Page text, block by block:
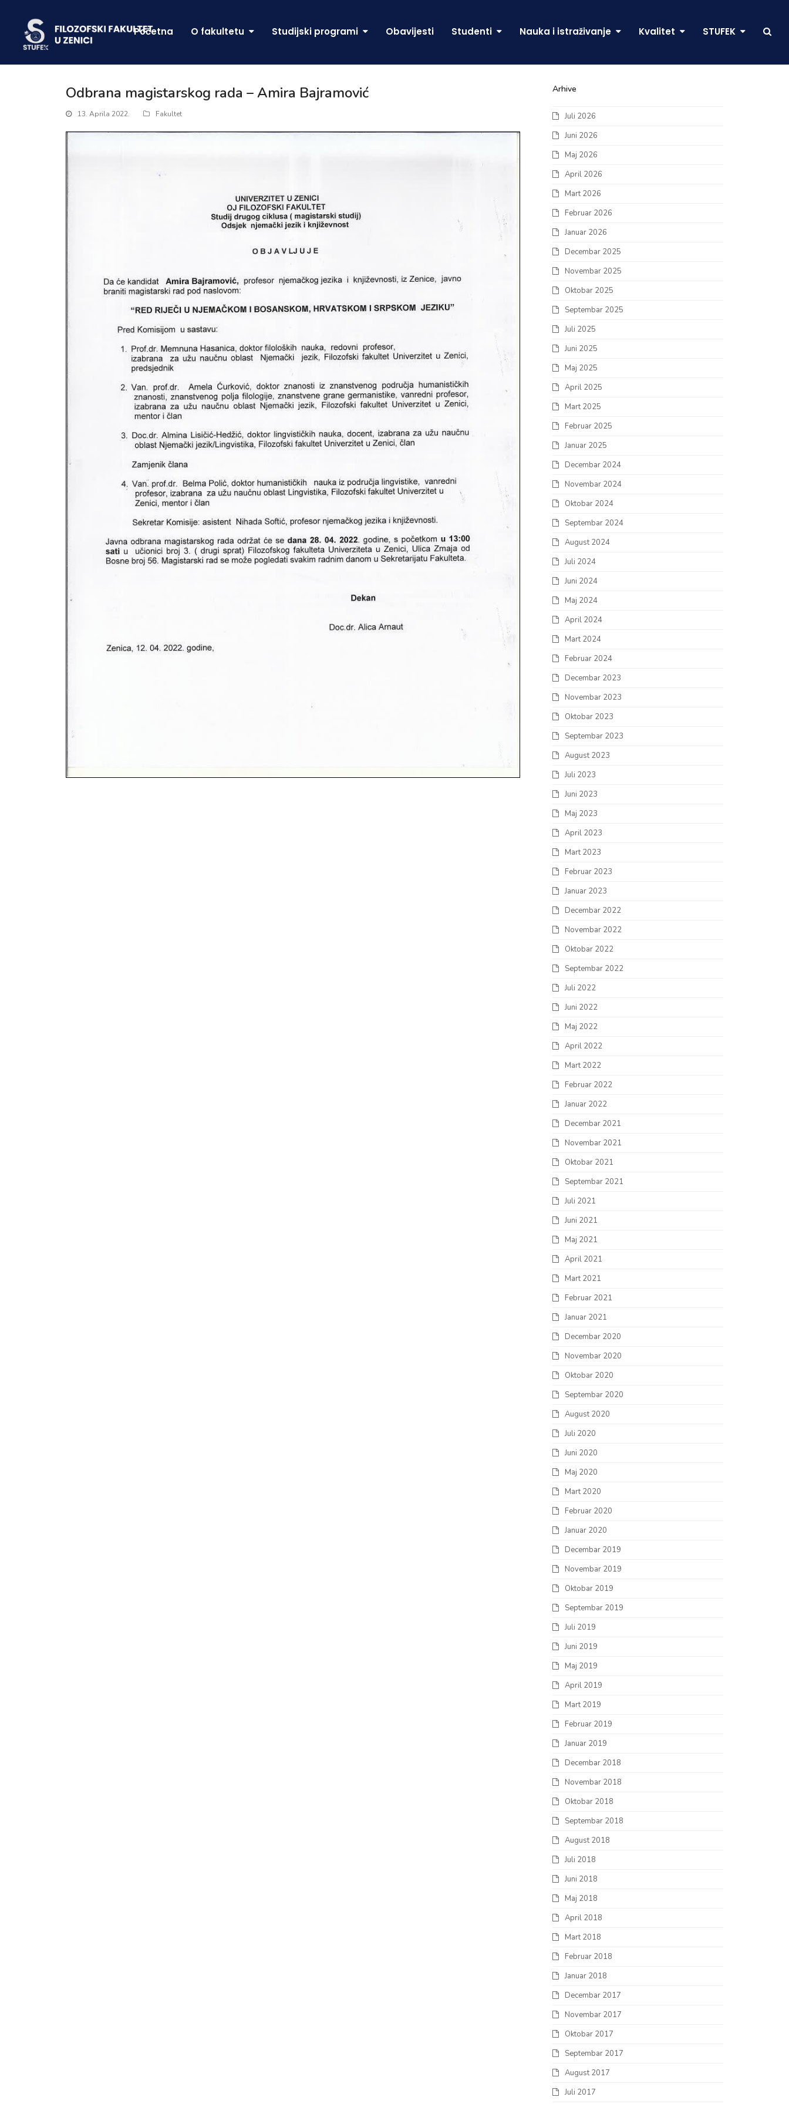
Početna O fakultetu Studijski programi Obavijesti Studenti Nauka i istraživanje Kvalitet STUFEK
Odbrana magistarskog rada – Amira Bajramović
13. Aprila 2022. Fakultet
Arhive
Juli 2026
Juni 2026
Maj 2026
April 2026
Mart 2026
Februar 2026
Januar 2026
Decembar 2025
Novembar 2025
Oktobar 2025
Septembar 2025
Juli 2025
Juni 2025
Maj 2025
April 2025
Mart 2025
Februar 2025
Januar 2025
Decembar 2024
Novembar 2024
Oktobar 2024
Septembar 2024
August 2024
Juli 2024
Juni 2024
Maj 2024
April 2024
Mart 2024
Februar 2024
Decembar 2023
Novembar 2023
Oktobar 2023
Septembar 2023
August 2023
Juli 2023
Juni 2023
Maj 2023
April 2023
Mart 2023
Februar 2023
Januar 2023
Decembar 2022
Novembar 2022
Oktobar 2022
Septembar 2022
Juli 2022
Juni 2022
Maj 2022
April 2022
Mart 2022
Februar 2022
Januar 2022
Decembar 2021
Novembar 2021
Oktobar 2021
Septembar 2021
Juli 2021
Juni 2021
Maj 2021
April 2021
Mart 2021
Februar 2021
Januar 2021
Decembar 2020
Novembar 2020
Oktobar 2020
Septembar 2020
August 2020
Juli 2020
Juni 2020
Maj 2020
Mart 2020
Februar 2020
Januar 2020
Decembar 2019
Novembar 2019
Oktobar 2019
Septembar 2019
Juli 2019
Juni 2019
Maj 2019
April 2019
Mart 2019
Februar 2019
Januar 2019
Decembar 2018
Novembar 2018
Oktobar 2018
Septembar 2018
August 2018
Juli 2018
Juni 2018
Maj 2018
April 2018
Mart 2018
Februar 2018
Januar 2018
Decembar 2017
Novembar 2017
Oktobar 2017
Septembar 2017
August 2017
Juli 2017